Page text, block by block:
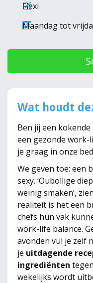
Flexi
Maandag tot
Wat houdt
Ben jij een
een gezonde work-
je graag in onze
We geven toe: een
sexy. ‘Oubollige
weinig smaken’,
realiteit is het een
chefs hun vak
work-life balance.
avonden vul je zelf
je uitdagende
ingrediënten
wekelijks wordt